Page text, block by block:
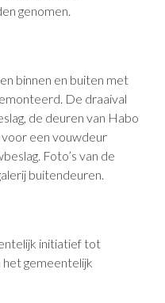
genomen.
binnen en buiten met
De draaival
de deuren van Habo
voor een vouwdeur
Foto’s van de
buitendeuren.
initiatief tot
het gemeentelijk